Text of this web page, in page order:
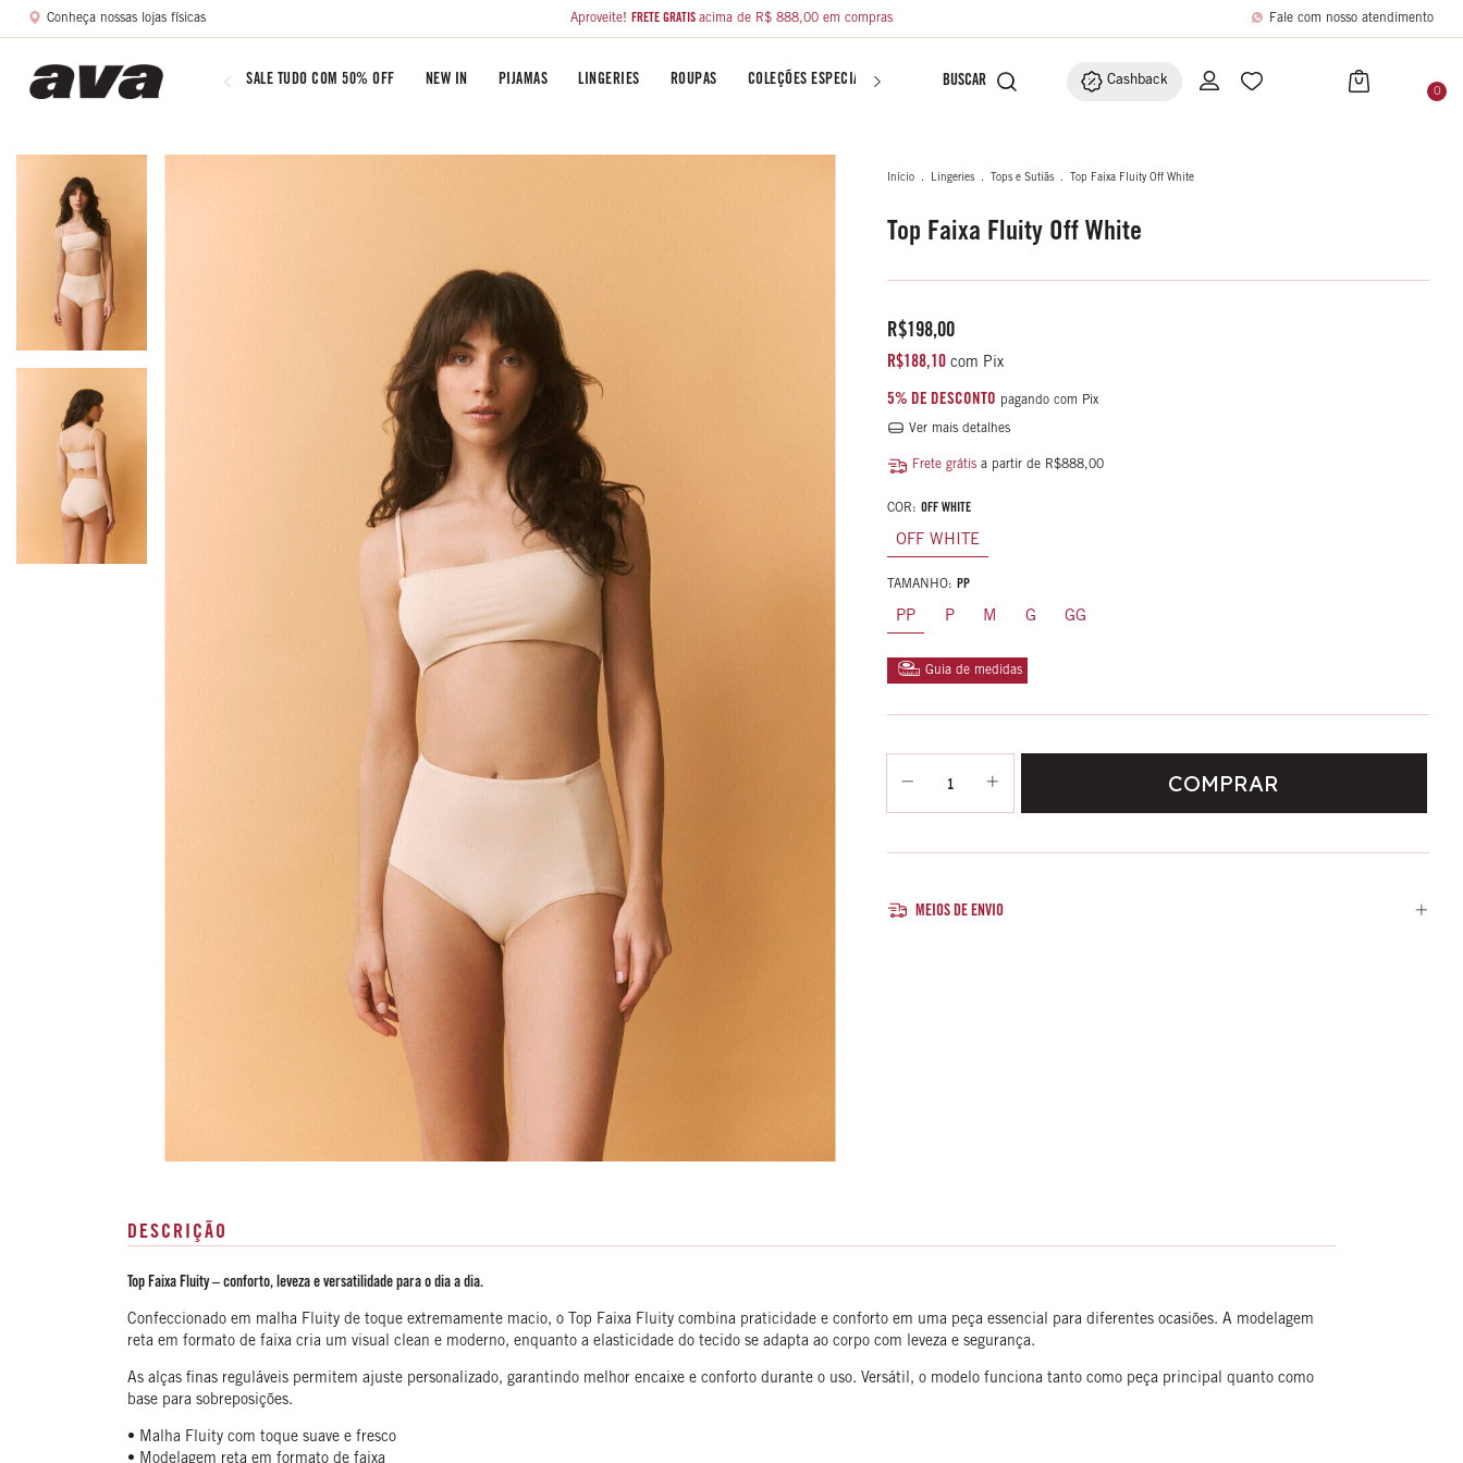
Conheça nossas lojas físicas Aproveite! FRETE GRÁTIS acima de R$ 888,00 em compras Fale com nosso atendimento
SALE TUDO COM 50% OFF NEW IN PIJAMAS LINGERIES ROUPAS COLEÇÕES ESPECIAIS LIBERTY FABRIC ACESSÓRIOS Cashback
0
Início . Lingeries . Tops e Sutiãs . Top Faixa Fluity Off White
Top Faixa Fluity Off White
R$198,00
R$188,10 com Pix
5% DE DESCONTO pagando com Pix
Ver mais detalhes
Frete grátis a partir de R$888,00
COR: OFF WHITE
OFF WHITE
TAMANHO: PP
PP P M G GG
Guia de medidas
MEIOS DE ENVIO
DESCRIÇÃO
Top Faixa Fluity – conforto, leveza e versatilidade para o dia a dia.
Confeccionado em malha Fluity de toque extremamente macio, o Top Faixa Fluity combina praticidade e conforto em uma peça essencial para diferentes ocasiões. A modelagem
reta em formato de faixa cria um visual clean e moderno, enquanto a elasticidade do tecido se adapta ao corpo com leveza e segurança.
As alças finas reguláveis permitem ajuste personalizado, garantindo melhor encaixe e conforto durante o uso. Versátil, o modelo funciona tanto como peça principal quanto como
base para sobreposições.
• Malha Fluity com toque suave e fresco
• Modelagem reta em formato de faixa